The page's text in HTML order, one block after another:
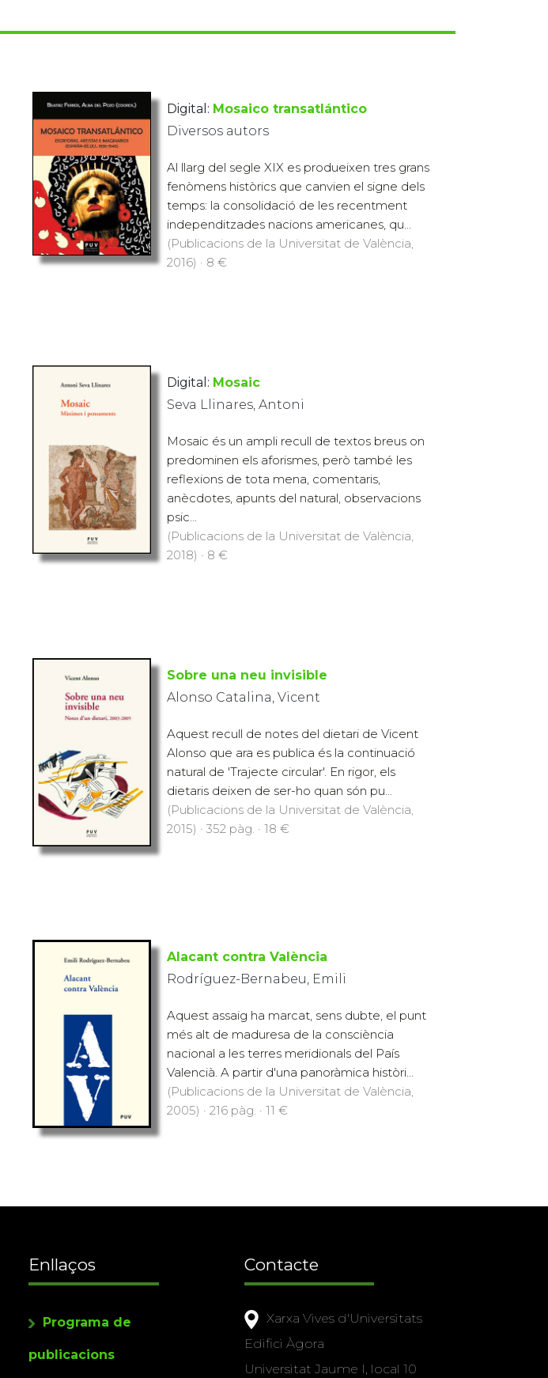
Digital: Mosaico transatlántico
Diversos autors
Al llarg del segle XIX es produeixen tres grans
fenòmens històrics que canvien el signe dels
temps: la consolidació de les recentment
independitzades nacions americanes, qu...
(Publicacions de la Universitat de València,
2016) · 8 €
Digital: Mosaic
Seva Llinares, Antoni
Mosaic és un ampli recull de textos breus on
predominen els aforismes, però també les
reflexions de tota mena, comentaris,
anècdotes, apunts del natural, observacions
psic...
(Publicacions de la Universitat de València,
2018) · 8 €
Sobre una neu invisible
Alonso Catalina, Vicent
Aquest recull de notes del dietari de Vicent
Alonso que ara es publica és la continuació
natural de 'Trajecte circular'. En rigor, els
dietaris deixen de ser-ho quan són pu...
(Publicacions de la Universitat de València,
2015) · 352 pàg. · 18 €
Alacant contra València
Rodríguez-Bernabeu, Emili
Aquest assaig ha marcat, sens dubte, el punt
més alt de maduresa de la consciència
nacional a les terres meridionals del País
Valencià. A partir d'una panoràmica històri...
(Publicacions de la Universitat de València,
2005) · 216 pàg. · 11 €
Enllaços
Programa de
publicacions
Contacte
Xarxa Vives d'Universitats
Edifici Àgora
Universitat Jaume I, local 10